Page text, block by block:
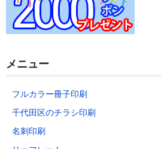
データの作り方
メニュー
フルカラー冊子印刷
千代田区のチラシ印刷
名刺印刷